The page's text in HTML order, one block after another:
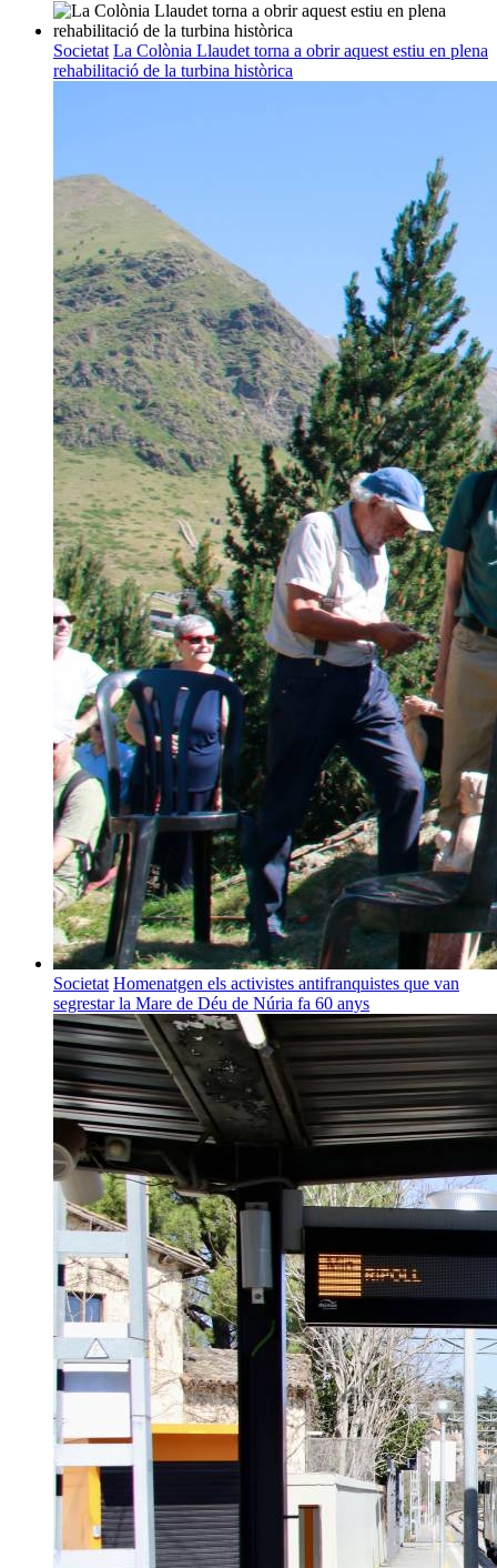
Societat La Colònia Llaudet torna a obrir aquest estiu en plena
rehabilitació de la turbina històrica
Societat Homenatgen els activistes antifranquistes que van
segrestar la Mare de Déu de Núria fa 60 anys